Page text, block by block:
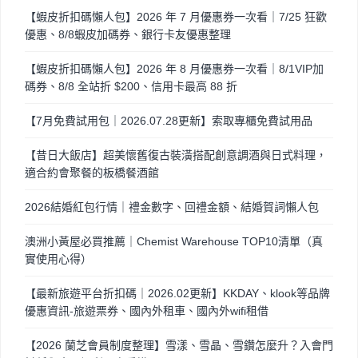
【蝦皮折扣碼懶人包】2026 年 7 月優惠券一次看｜7/25 狂歡
優惠、8/8蝦皮加碼券、銀行卡友優惠整理
【蝦皮折扣碼懶人包】2026 年 8 月優惠券一次看｜8/1VIP加
碼券、8/8 全站折 $200、信用卡最高 88 折
【7月免費試用包｜2026.07.28更新】索取專櫃免費試用品
【昔日大飯店】超美懷舊復古裝潢搭配創意調酒與日式料理，
適合約會聚餐的板橋餐酒館
2026結婚紅包行情｜禮金數字、回禮金額、結婚賀詞懶人包
澳洲小黃屋必買推薦｜Chemist Warehouse TOP10清單（真
實使用心得）
【最新旅遊平台折扣碼｜2026.02更新】KKDAY、klook等品牌
優惠資訊-旅遊票券、國內外租車、國內外wifi租借
【2026 蘭芝會員制度整理】雪漾、雪晶、雪鑽怎麼升？入會門